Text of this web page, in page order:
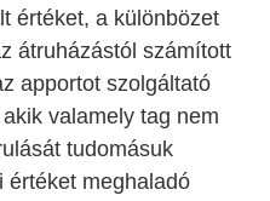
értéket, a különbözet
átruházástól számított
apportot szolgáltató
valamely tag nem
tudomásuk
értéket meghaladó